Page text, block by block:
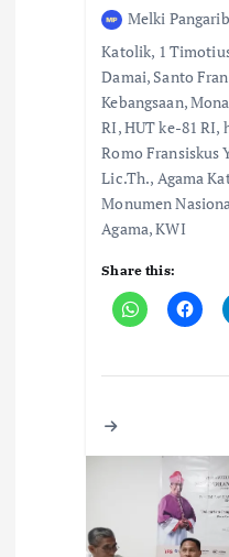
Melki
Katolik, 1
Damai, Santo
Kebangsaan,
RI, HUT ke-81
Romo Fransiskus
Lic.Th., Agama
Monumen
Agama, KWI
Share this: